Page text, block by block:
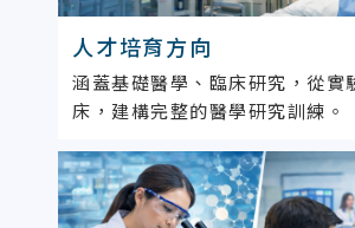
人才培育方向
涵蓋基礎醫學、臨床研究，從實
床，建構完整的醫學研究訓練。